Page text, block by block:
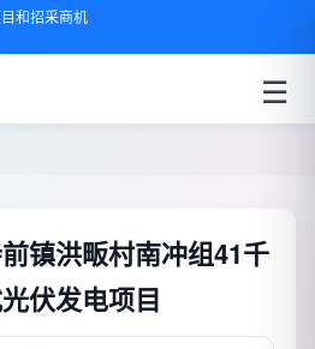
和招采商机
☰
镇洪畈村南冲组41千
伏发电项目